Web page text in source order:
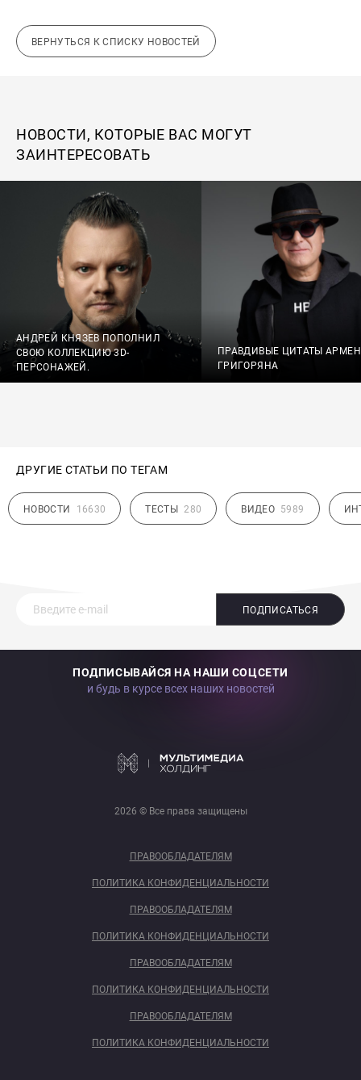
ВЕРНУТЬСЯ К СПИСКУ НОВОСТЕЙ
НОВОСТИ, КОТОРЫЕ ВАС МОГУТ
ЗАИНТЕРЕСОВАТЬ
АНДРЕЙ КНЯЗЕВ ПОПОЛНИЛ
СВОЮ КОЛЛЕКЦИЮ 3D-
ПЕРСОНАЖЕЙ.
ПРАВДИВЫЕ ЦИТАТЫ
ГРИГОРЯНА
ДРУГИЕ СТАТЬИ ПО ТЕГАМ
НОВОСТИ 16630 ТЕСТЫ 280 ВИДЕО 5989
ПОДПИСАТЬСЯ
ПОДПИСЫВАЙСЯ НА НАШИ СОЦСЕТИ
и будь в курсе всех наших новостей
2026 © Все права защищены
ПРАВООБЛАДАТЕЛЯМ
ПОЛИТИКА КОНФИДЕНЦИАЛЬНОСТИ
ПРАВООБЛАДАТЕЛЯМ
ПОЛИТИКА КОНФИДЕНЦИАЛЬНОСТИ
ПРАВООБЛАДАТЕЛЯМ
ПОЛИТИКА КОНФИДЕНЦИАЛЬНОСТИ
ПРАВООБЛАДАТЕЛЯМ
ПОЛИТИКА КОНФИДЕНЦИАЛЬНОСТИ